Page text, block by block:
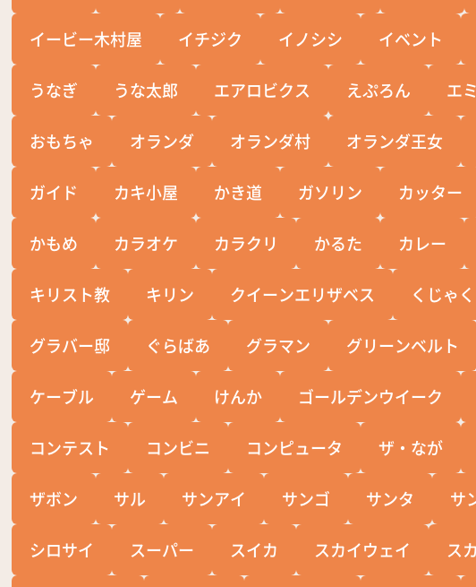
イービー木村屋 イチジク イノシシ イベント
うなぎ うな太郎 エアロビクス えぷろん エ
おもちゃ オランダ オランダ村 オランダ王女
ガイド カキ小屋 かき道 ガソリン カッター
かもめ カラオケ カラクリ かるた カレー
キリスト教 キリン クイーンエリザベス くじゃく
グラバー邸 ぐらばあ グラマン グリーンベルト
ケーブル ゲーム けんか ゴールデンウイーク
コンテスト コンビニ コンピュータ ザ・なが
ザボン サル サンアイ サンゴ サンタ サ
シロサイ スーパー スイカ スカイウェイ ス